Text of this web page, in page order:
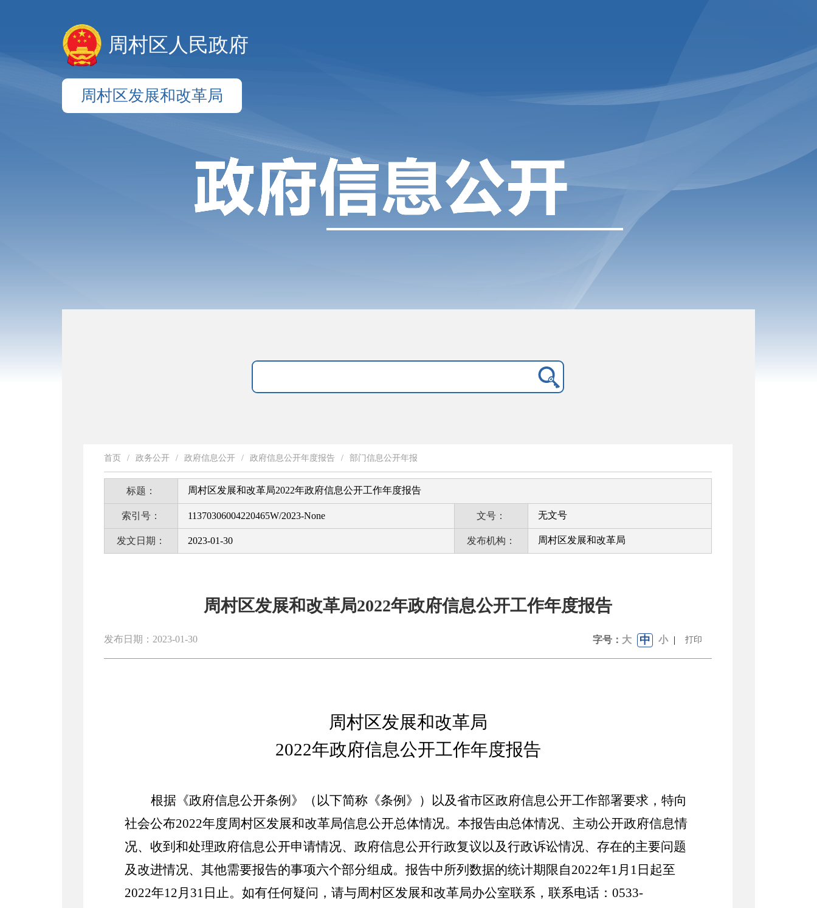
周村区人民政府
周村区发展和改革局
首页 / 政务公开 / 政府信息公开 / 政府信息公开年度报告 / 部门信息公开年报
标题： 周村区发展和改革局2022年政府信息公开工作年度报告
索引号： 11370306004220465W/2023-None 文号： 无文号
发文日期： 2023-01-30 发布机构： 周村区发展和改革局
周村区发展和改革局2022年政府信息公开工作年度报告
发布日期：2023-01-30 字号： 大 中 小 | 打印
周村区发展和改革局
2022年政府信息公开工作年度报告
根据《政府信息公开条例》（以下简称《条例》）以及省市区政府信息公开工作部署要求，特向
社会公布2022年度周村区发展和改革局信息公开总体情况。本报告由总体情况、主动公开政府信息情
况、收到和处理政府信息公开申请情况、政府信息公开行政复议以及行政诉讼情况、存在的主要问题
及改进情况、其他需要报告的事项六个部分组成。报告中所列数据的统计期限自2022年1月 1 日起至
2022年12月 31 日止。如有任何疑问，请与周村区发展和改革局办公室联系，联系电话： 0533-